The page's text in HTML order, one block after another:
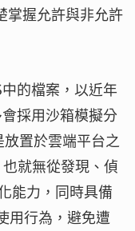
掌握允許與非允許
的檔案，以近年
採用沙箱模擬分
置於雲端平台之
就無從發現、偵
能力，同時具備
用行為，避免遭